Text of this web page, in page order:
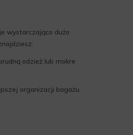
wystarczająco dużo
odzież lub mokre
organizacji bagażu.